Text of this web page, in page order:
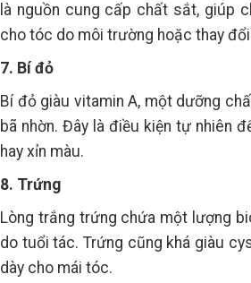
là nguồn cung cấp chất sắt, giúp
cho tóc do môi trường hoặc thay
7. Bí đỏ
Bí đỏ giàu vitamin A, một dưỡng
bã nhờn. Đây là điều kiện tự nhiên
hay xỉn màu.
8. Trứng
Lòng trắng trứng chứa một lượng
do tuổi tác. Trứng cũng khá giàu
dày cho mái tóc.